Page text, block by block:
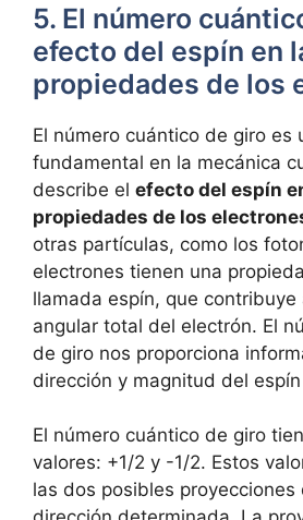
5. El número
efecto del espín en
propiedades de los
El número cuántico de giro es
fundamental en la mecánica
describe el efecto del espín
propiedades de los
otras partículas, como los
electrones tienen una
llamada espín, que contribuye
angular total del electrón. El
de giro nos proporciona
dirección y magnitud del
El número cuántico de giro
valores: +1/2 y -1/2. Estos
las dos posibles proyecciones